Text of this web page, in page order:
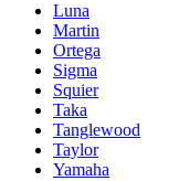
Luna
Martin
Ortega
Sigma
Squier
Taka
Tanglewood
Taylor
Yamaha